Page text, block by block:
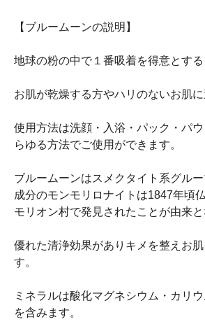
【ブルームーンの説明】
地球の粉の中で１番吸着を得意とする
お肌が乾燥する方やハリのないお肌に
使用方法は洗顔・入浴・パック・パ
らゆる方法でご使用ができます。
ブルームーンはスメクタイト系グルー
成分のモンモリロナイトは1847年頃
モリオン村で発見されたことが由来と
優れた清浄効果がありキメを整えお
す。
ミネラルは酸化マグネシウム・カリ
を含みます。